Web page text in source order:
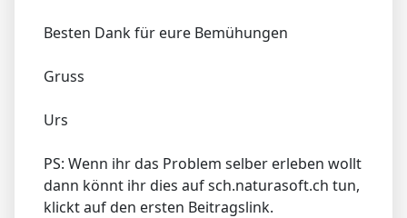
Besten Dank für eure Bemühungen
Gruss
Urs
PS: Wenn ihr das Problem selber erleben wollt
dann könnt ihr dies auf sch.naturasoft.ch tun,
klickt auf den ersten Beitragslink.